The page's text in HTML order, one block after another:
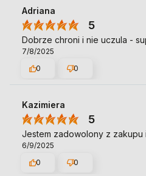
Adriana
5
Dobrze chroni i nie uczula -
7/8/2025
0
0
Kazimiera
5
Jestem zadowolony z
6/9/2025
0
0